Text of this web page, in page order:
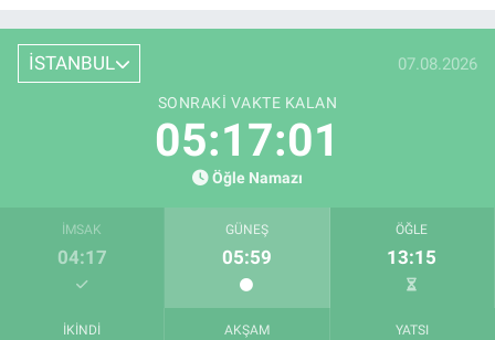
İSTANBUL 07.08.2026
SONRAKI VAKTE KALAN
05:17:01
Öğle Namazı
İMSAK
04:17
GÜNEŞ
05:59
ÖĞLE
13:15
İKINDI AKŞAM YATSI